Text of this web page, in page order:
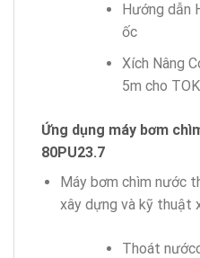
Hướng dẫn
ốc
Xích Nâng
5m cho
Ứng dụng máy bơm
80PU23.7
Máy bơm chìm nước
xây dựng và kỹ thuật
Thoát